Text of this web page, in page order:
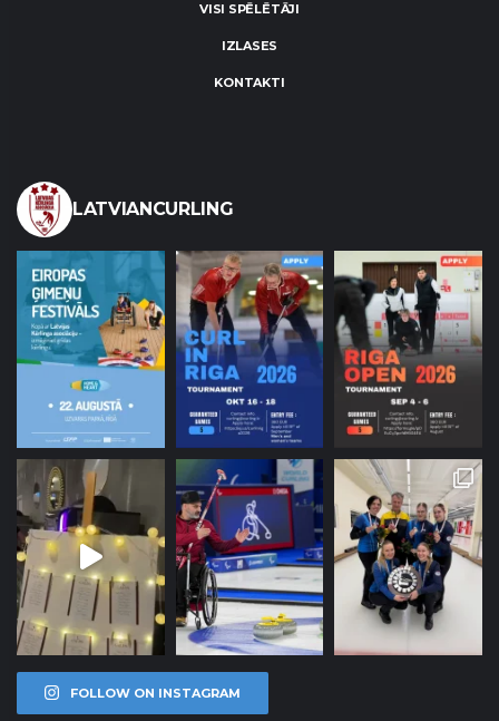
VISI SPĒLĒTĀJI
IZLASES
KONTAKTI
LATVIANCURLING
FOLLOW ON INSTAGRAM